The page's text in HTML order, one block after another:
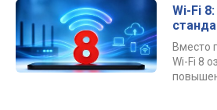
Wi-Fi
Вместо
Wi-Fi 8